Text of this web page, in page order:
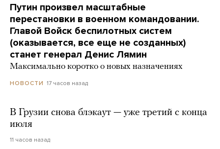
Путин произвел масштабные
перестановки в военном командовании.
Главой Войск беспилотных систем
(оказывается, все еще не созданных)
станет генерал Денис Лямин
Максимально коротко о новых назначениях
НОВОСТИ 17 часов назад
В Грузии снова блэкаут — уже третий с конца
июля
11 часов назад